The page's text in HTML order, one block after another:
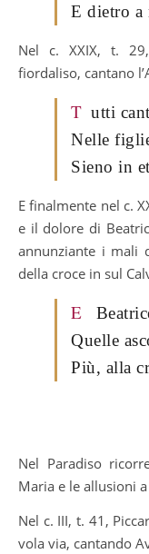
E dietro a
Nel c. XXIX, t.
fiordaliso, cantano
T utti
Nelle
Sieno in
E finalmente nel c.
e il dolore di
annunziante i mali
della croce in sul
E
Quelle
Più, alla
Nel Paradiso
Maria e le allusioni a
Nel c. III, t. 41,
vola via, cantando